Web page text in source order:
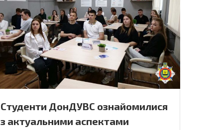
Студенти ДонДУВС ознайомилися
з актуальними аспектами